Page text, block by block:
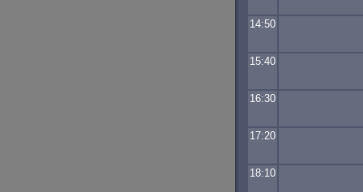
14:50
15:40
16:30
17:20
18:10